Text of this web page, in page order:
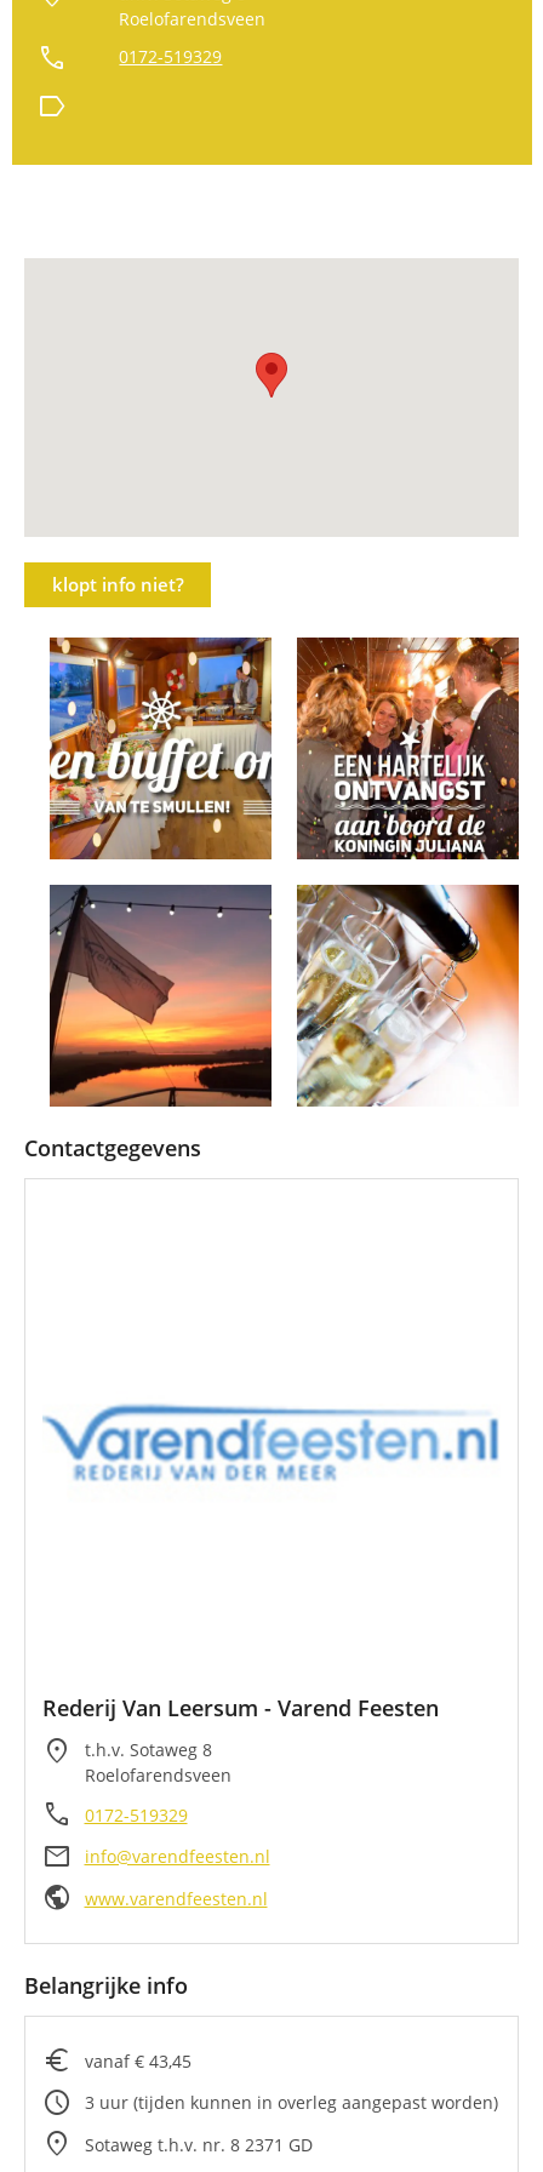
Roelofarendsveen
call 0172-519329
label
klopt info niet?
Contactgegevens
Rederij Van Leersum - Varend Feesten
location_on
t.h.v. Sotaweg 8
Roelofarendsveen
call 0172-519329
mail info@varendfeesten.nl
public www.varendfeesten.nl
Belangrijke info
euro vanaf € 43,45
schedule 3 uur (tijden kunnen in overleg aangepast worden)
location_on Sotaweg t.h.v. nr. 8 2371 GD